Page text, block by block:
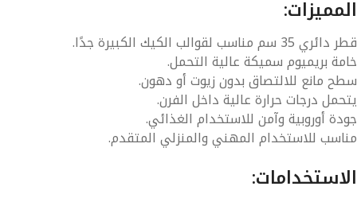
دائري35 سم مناسب لقوالب الكيك الكبيرة جدًا.
بريميوم سميكةعالية التحمل.
مانع للالتصاق بدون زيوت أو دهون.
درجات حرارة عالية داخل الفرن.
أوروبيةوآمن للاستخدام الغذائي.
للاستخدام المهني والمنزلي المتقدم.